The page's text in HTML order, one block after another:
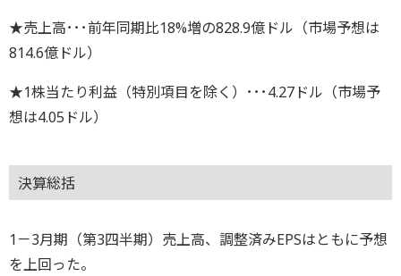
★売上高･･･前年同期比18%増の828.9億ドル（市場予想は
814.6億ドル）
★1株当たり利益（特別項目を除く）･･･4.27ドル（市場予
想は4.05ドル）
決算総括
1－3月期（第3四半期）売上高、調整済みEPSはともに予想
を上回った。